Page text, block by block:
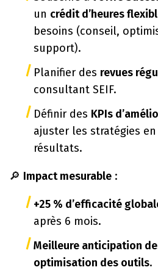
un crédit d’heures
besoins (conseil,
support).
Planifier des revues
consultant SEIF.
Définir des KPIs
ajuster les stratégies
résultats.
🔎 Impact mesurable :
+25 % d’efficacité
après 6 mois.
Meilleure anticipation
optimisation des outils.